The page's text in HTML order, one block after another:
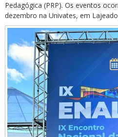
Pedagógica (PRP). Os eventos
dezembro na Univates, em